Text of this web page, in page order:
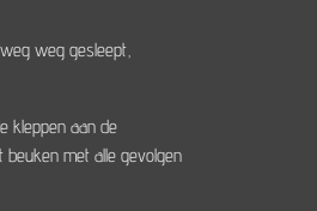
weg gesleept,
kleppen aan de
met alle gevolgen